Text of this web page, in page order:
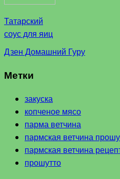
Татарский
соус для яиц
Дзен Домашний Гуру
Метки
закуска
копченое мясо
парма ветчина
пармская ветчина
пармская ветчина
прошутто